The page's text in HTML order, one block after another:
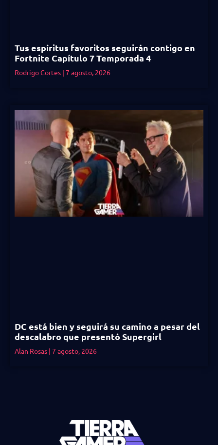
Tus espíritus favoritos seguirán contigo en
Fortnite Capítulo 7 Temporada 4
Rodrigo Cortes 7 agosto, 2026
DC está bien y seguirá su camino a pesar del
descalabro que presentó Supergirl
Alan Rosas 7 agosto, 2026